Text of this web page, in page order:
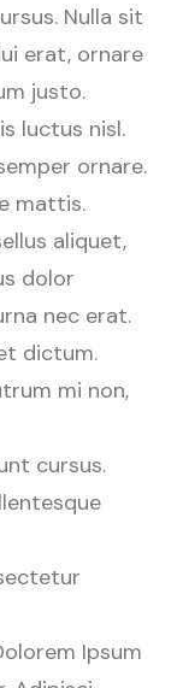
Nulla sit
erat, ornare
justo.
luctus nisl.
ornare.
mattis.
aliquet,
dolor
nec erat.
dictum.
mi non,
cursus.
Ipsum